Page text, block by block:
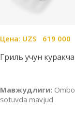
Цена: UZS 619 000
Гриль учун
Мавжудлиги:
sotuvda mavjud